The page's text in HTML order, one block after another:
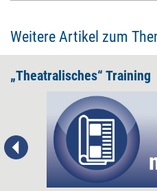
Weitere Artikel zum
„Theatralisches“ Training